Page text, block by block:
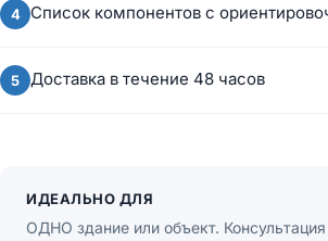
Список компонентов с
Доставка в течение 48 часов
ИДЕАЛЬНО ДЛЯ
ОДНО здание или объект.